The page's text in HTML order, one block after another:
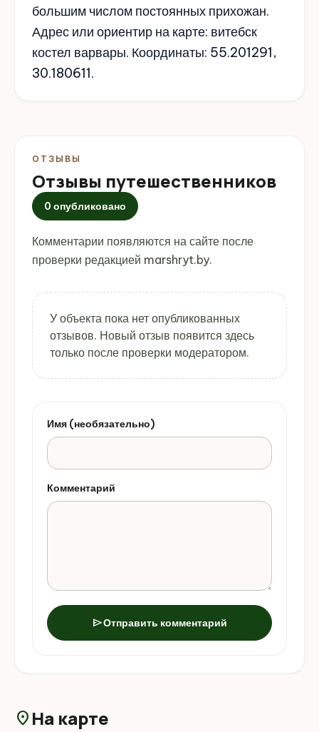
большим числом постоянных прихожан.
Адрес или ориентир на карте: витебск
костел варвары. Координаты: 55.201291,
30.180611.
ОТЗЫВЫ
Отзывы путешественников
0 опубликовано
Комментарии появляются на сайте после
проверки редакцией marshryt.by.
У объекта пока нет опубликованных
отзывов. Новый отзыв появится здесь
только после проверки модератором.
Имя (необязательно)
Комментарий
sendОтправить комментарий
location_on На карте